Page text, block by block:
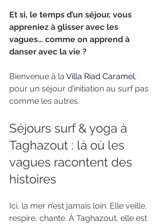
Et si, le temps d’un séjour, vous
appreniez à glisser avec les
vagues… comme on apprend à
danser avec la vie ?
Bienvenue à la Villa Riad Caramel,
pour un séjour d’initiation au surf pas
comme les autres.
Séjours surf & yoga à
Taghazout : là où les
vagues racontent des
histoires
Ici, la mer n’est jamais loin. Elle veille,
respire, chante. À Taghazout, elle est